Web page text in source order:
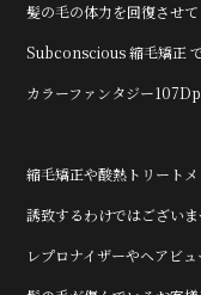
髪の毛の体力を回復させて
Subconscious 縮毛矯正
カラーファンタジー
縮毛矯正や酸熱トリート
誘致するわけではございま
レプロナイザーやヘアビ